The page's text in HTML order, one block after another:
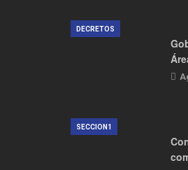
DECRETOS
SECCION1